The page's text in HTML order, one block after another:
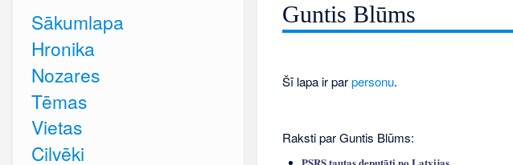
Guntis Blūms
Šī lapa ir parpersonu.
Raksti par Guntis Blūms:
Sākumlapa
Hronika
Nozares
Tēmas
Vietas
Cilvēki